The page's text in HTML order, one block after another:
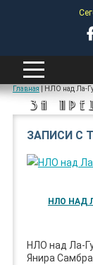
ЗА
Главная НЛО над Ла-
ЗАПИСИ С
НЛО НАД
НЛО над Ла-
Янира